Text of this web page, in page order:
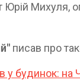
Юрій Михуля,
писав про
у будинок: на